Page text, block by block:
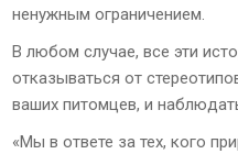
ненужным ограничением.
В любом случае, все эти
отказываться от
ваших питомцев, и
«Мы в ответе за тех, кого